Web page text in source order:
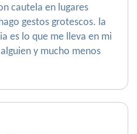
cautela en lugares
gestos grotescos. la
es lo que me lleva en mi
y mucho menos